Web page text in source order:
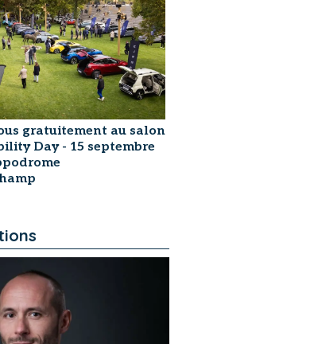
gratuitement au salon
Day - 15 septembre